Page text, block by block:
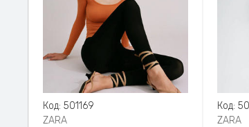
Код: 501169
ZARA
Код:
ZARA